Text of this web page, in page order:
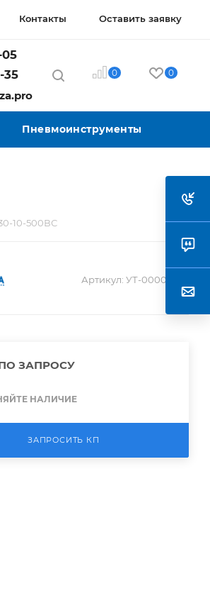
Контакты Оставить заявку
05
35
0 0
Пневмоинструменты
10-500ВС
Артикул: УТ-00003654
ЗАПРОСУ
НАЛИЧИЕ
ЗАПРОСИТЬ КП